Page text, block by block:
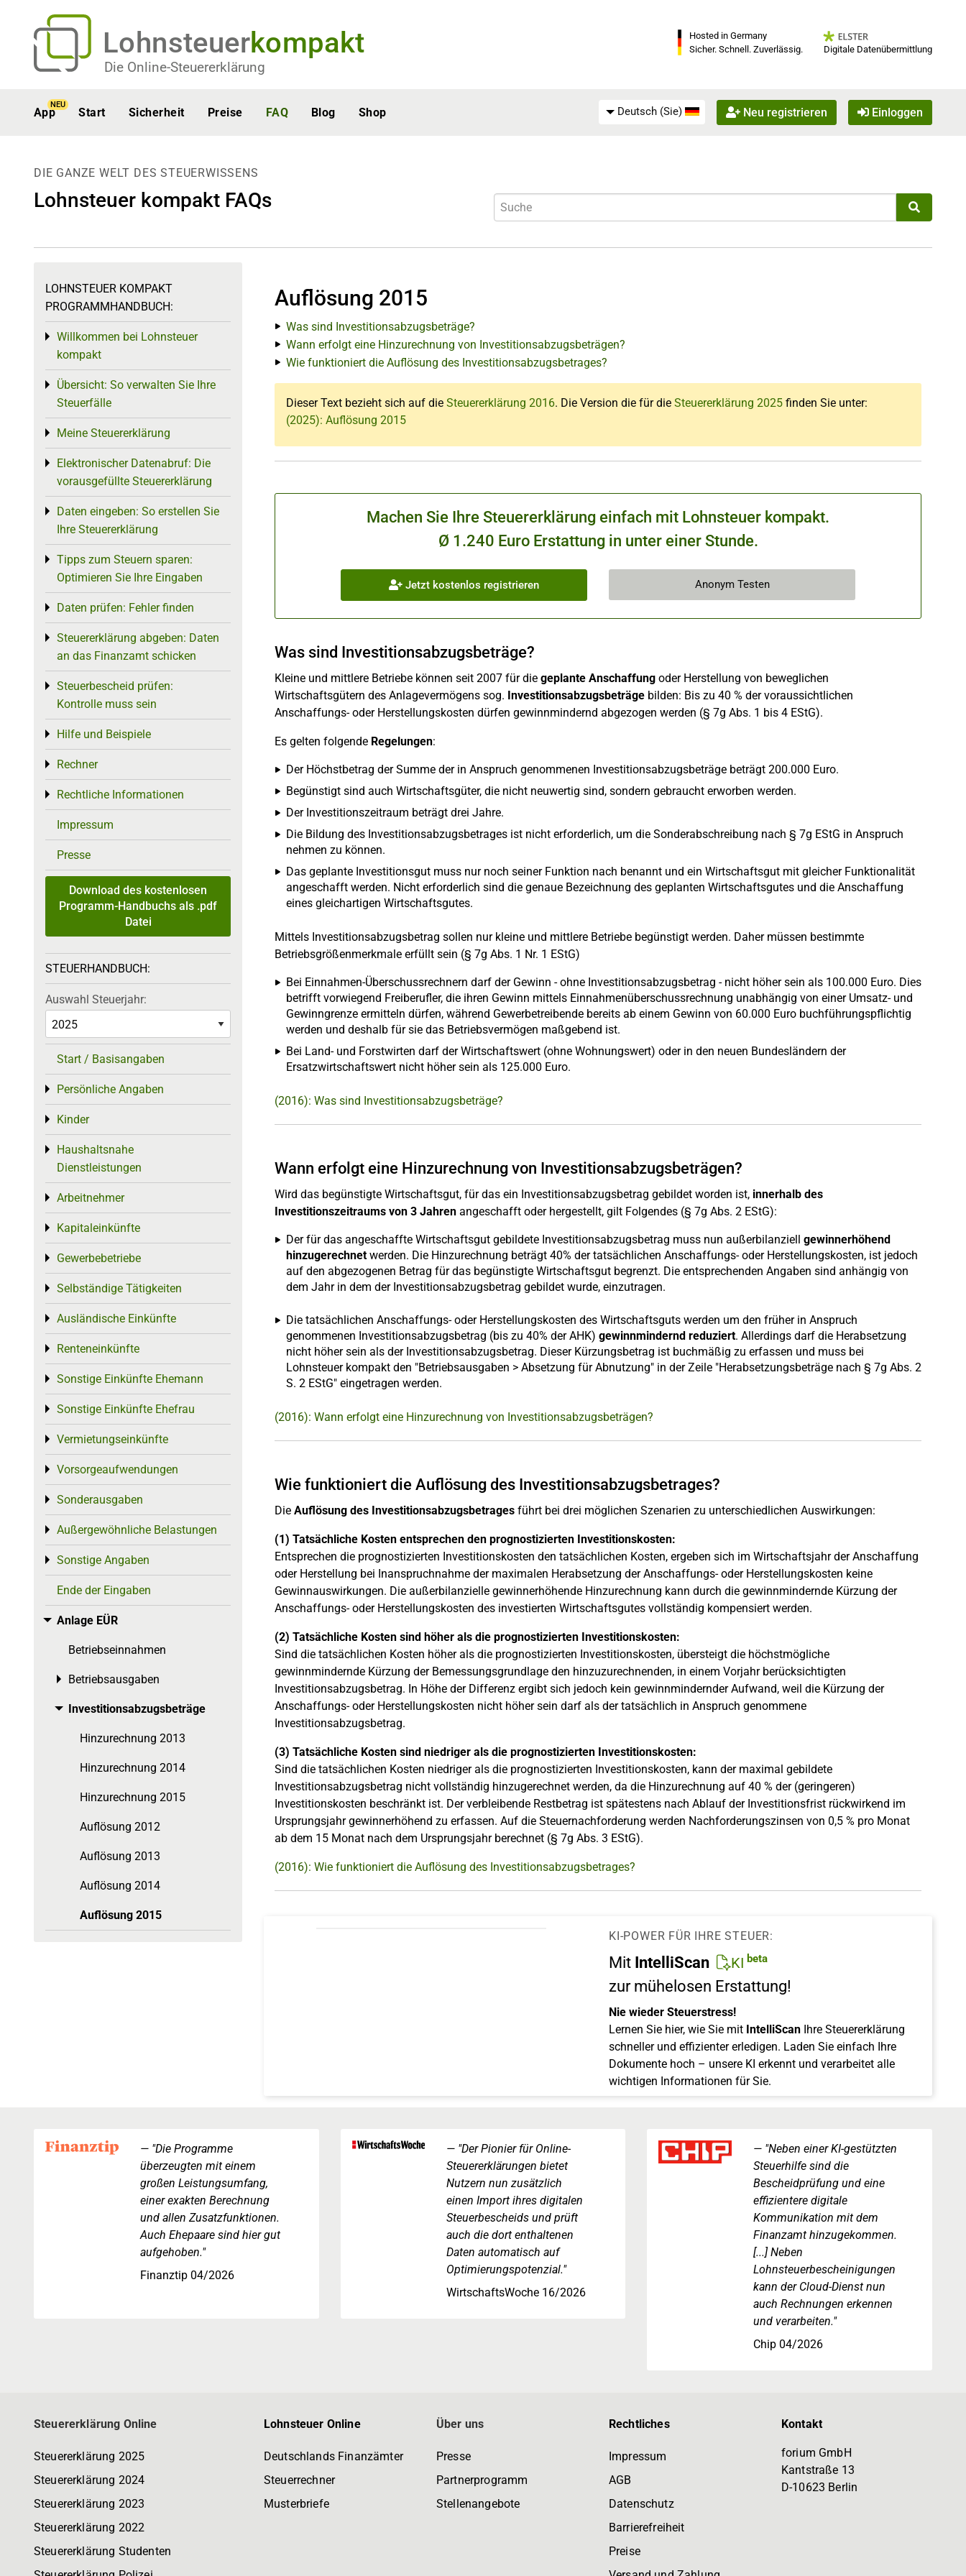
Lohnsteuerkompakt
Die Online-Steuererklärung
Hosted in Germany
Sicher. Schnell. Zuverlässig.
Digitale Datenübermittlung
App
NEU
Start Sicherheit Preise FAQ Blog Shop Deutsch (Sie) Neu registrieren Einloggen
DIE GANZE WELT DES STEUERWISSENS
Lohnsteuer kompakt FAQs
Auflösung 2015
Was sind Investitionsabzugsbeträge?
Wann erfolgt eine Hinzurechnung von Investitionsabzugsbeträgen?
Wie funktioniert die Auflösung des Investitionsabzugsbetrages?
Dieser Text bezieht sich auf die Steuererklärung 2016. Die Version die für die Steuererklärung 2025 finden Sie unter:
(2025): Auflösung 2015
Machen Sie Ihre Steuererklärung einfach mit Lohnsteuer kompakt.
Ø 1.240 Euro Erstattung in unter einer Stunde.
Jetzt kostenlos registrieren Anonym Testen
Was sind Investitionsabzugsbeträge?
Kleine und mittlere Betriebe können seit 2007 für die geplante Anschaffung oder Herstellung von beweglichen
Wirtschaftsgütern des Anlagevermögens sog. Investitionsabzugsbeträge bilden: Bis zu 40 % der voraussichtlichen
Anschaffungs- oder Herstellungskosten dürfen gewinnmindernd abgezogen werden (§ 7g Abs. 1 bis 4 EStG).
Es gelten folgende Regelungen:
Der Höchstbetrag der Summe der in Anspruch genommenen Investitionsabzugsbeträge beträgt 200.000 Euro.
Begünstigt sind auch Wirtschaftsgüter, die nicht neuwertig sind, sondern gebraucht erworben werden.
Der Investitionszeitraum beträgt drei Jahre.
Die Bildung des Investitionsabzugsbetrages ist nicht erforderlich, um die Sonderabschreibung nach § 7g EStG in Anspruch
nehmen zu können.
Das geplante Investitionsgut muss nur noch seiner Funktion nach benannt und ein Wirtschaftsgut mit gleicher Funktionalität
angeschafft werden. Nicht erforderlich sind die genaue Bezeichnung des geplanten Wirtschaftsgutes und die Anschaffung
eines gleichartigen Wirtschaftsgutes.
Mittels Investitionsabzugsbetrag sollen nur kleine und mittlere Betriebe begünstigt werden. Daher müssen bestimmte
Betriebsgrößenmerkmale erfüllt sein (§ 7g Abs. 1 Nr. 1 EStG)
Bei Einnahmen-Überschussrechnern darf der Gewinn - ohne Investitionsabzugsbetrag - nicht höher sein als 100.000 Euro. Dies
betrifft vorwiegend Freiberufler, die ihren Gewinn mittels Einnahmenüberschussrechnung unabhängig von einer Umsatz- und
Gewinngrenze ermitteln dürfen, während Gewerbetreibende bereits ab einem Gewinn von 60.000 Euro buchführungspflichtig
werden und deshalb für sie das Betriebsvermögen maßgebend ist.
Bei Land- und Forstwirten darf der Wirtschaftswert (ohne Wohnungswert) oder in den neuen Bundesländern der
Ersatzwirtschaftswert nicht höher sein als 125.000 Euro.
(2016): Was sind Investitionsabzugsbeträge?
Wann erfolgt eine Hinzurechnung von Investitionsabzugsbeträgen?
Wird das begünstigte Wirtschaftsgut, für das ein Investitionsabzugsbetrag gebildet worden ist, innerhalb des
Investitionszeitraums von 3 Jahren angeschafft oder hergestellt, gilt Folgendes (§ 7g Abs. 2 EStG):
Der für das angeschaffte Wirtschaftsgut gebildete Investitionsabzugsbetrag muss nun außerbilanziell gewinnerhöhend
hinzugerechnetwerden. Die Hinzurechnung beträgt 40% der tatsächlichen Anschaffungs- oder Herstellungskosten, ist jedoch
auf den abgezogenen Betrag für das begünstigte Wirtschaftsgut begrenzt. Die entsprechenden Angaben sind anhängig von
dem Jahr in dem der Investitionsabzugsbetrag gebildet wurde, einzutragen.
Die tatsächlichen Anschaffungs- oder Herstellungskosten des Wirtschaftsguts werden um den früher in Anspruch
genommenen Investitionsabzugsbetrag (bis zu 40% der AHK) gewinnmindernd reduziert. Allerdings darf die Herabsetzung
nicht höher sein als der Investitionsabzugsbetrag. Dieser Kürzungsbetrag ist buchmäßig zu erfassen und muss bei
Lohnsteuer kompakt den "Betriebsausgaben > Absetzung für Abnutzung" in der Zeile "Herabsetzungsbeträge nach § 7g Abs. 2
S. 2 EStG" eingetragen werden.
(2016): Wann erfolgt eine Hinzurechnung von Investitionsabzugsbeträgen?
Wie funktioniert die Auflösung des Investitionsabzugsbetrages?
Die Auflösung des Investitionsabzugsbetrages führt bei drei möglichen Szenarien zu unterschiedlichen Auswirkungen:
(1) Tatsächliche Kosten entsprechen den prognostizierten Investitionskosten:
Entsprechen die prognostizierten Investitionskosten den tatsächlichen Kosten, ergeben sich im Wirtschaftsjahr der Anschaffung
oder Herstellung bei Inanspruchnahme der maximalen Herabsetzung der Anschaffungs- oder Herstellungskosten keine
Gewinnauswirkungen. Die außerbilanzielle gewinnerhöhende Hinzurechnung kann durch die gewinnmindernde Kürzung der
Anschaffungs- oder Herstellungskosten des investierten Wirtschaftsgutes vollständig kompensiert werden.
(2) Tatsächliche Kosten sind höher als die prognostizierten Investitionskosten:
Sind die tatsächlichen Kosten höher als die prognostizierten Investitionskosten, übersteigt die höchstmögliche
gewinnmindernde Kürzung der Bemessungsgrundlage den hinzuzurechnenden, in einem Vorjahr berücksichtigten
Investitionsabzugsbetrag. In Höhe der Differenz ergibt sich jedoch kein gewinnmindernder Aufwand, weil die Kürzung der
Anschaffungs- oder Herstellungskosten nicht höher sein darf als der tatsächlich in Anspruch genommene
Investitionsabzugsbetrag.
(3) Tatsächliche Kosten sind niedriger als die prognostizierten Investitionskosten:
Sind die tatsächlichen Kosten niedriger als die prognostizierten Investitionskosten, kann der maximal gebildete
Investitionsabzugsbetrag nicht vollständig hinzugerechnet werden, da die Hinzurechnung auf 40 % der (geringeren)
Investitionskosten beschränkt ist. Der verbleibende Restbetrag ist spätestens nach Ablauf der Investitionsfrist rückwirkend im
Ursprungsjahr gewinnerhöhend zu erfassen. Auf die Steuernachforderung werden Nachforderungszinsen von 0,5 % pro Monat
ab dem 15 Monat nach dem Ursprungsjahr berechnet (§ 7g Abs. 3 EStG).
(2016): Wie funktioniert die Auflösung des Investitionsabzugsbetrages?
KI-POWER FÜR IHRE STEUER:
Mit IntelliScan KI beta
zur mühelosen Erstattung!
Nie wieder Steuerstress!
Lernen Sie hier, wie Sie mit IntelliScan Ihre Steuererklärung
schneller und effizienter erledigen. Laden Sie einfach Ihre
Dokumente hoch – unsere KI erkennt und verarbeitet alle
wichtigen Informationen für Sie.
LOHNSTEUER KOMPAKT
PROGRAMMHANDBUCH:
Willkommen bei Lohnsteuer
kompakt
Toggle menu
Übersicht: So verwalten Sie Ihre
Steuerfälle
Toggle menu
Meine Steuererklärung
Toggle menu
Elektronischer Datenabruf: Die
vorausgefüllte Steuererklärung
Toggle menu
Daten eingeben: So erstellen Sie
Ihre Steuererklärung
Toggle menu
Tipps zum Steuern sparen:
Optimieren Sie Ihre Eingaben
Toggle menu
Daten prüfen: Fehler finden
Toggle menu
Steuererklärung abgeben: Daten
an das Finanzamt schicken
Toggle menu
Steuerbescheid prüfen:
Kontrolle muss sein
Toggle menu
Hilfe und Beispiele
Toggle menu
Rechner
Toggle menu
Rechtliche Informationen
Toggle menu
Impressum
Presse
Download des kostenlosen
Programm-Handbuchs als .pdf
Datei
STEUERHANDBUCH:
Auswahl Steuerjahr:
Start / Basisangaben
Persönliche Angaben
Toggle menu
Kinder
Toggle menu
Haushaltsnahe
Dienstleistungen
Toggle menu
Arbeitnehmer
Toggle menu
Kapitaleinkünfte
Toggle menu
Gewerbebetriebe
Toggle menu
Selbständige Tätigkeiten
Toggle menu
Ausländische Einkünfte
Toggle menu
Renteneinkünfte
Toggle menu
Sonstige Einkünfte Ehemann
Toggle menu
Sonstige Einkünfte Ehefrau
Toggle menu
Vermietungseinkünfte
Toggle menu
Vorsorgeaufwendungen
Toggle menu
Sonderausgaben
Toggle menu
Außergewöhnliche Belastungen
Toggle menu
Sonstige Angaben
Toggle menu
Ende der Eingaben
Anlage EÜR
Toggle menu
Betriebseinnahmen
Betriebsausgaben
Toggle menu
Investitionsabzugsbeträge
Toggle menu
Hinzurechnung 2013
Hinzurechnung 2014
Hinzurechnung 2015
Auflösung 2012
Auflösung 2013
Auflösung 2014
Auflösung 2015
"Die Programme
überzeugten mit einem
großen Leistungsumfang,
einer exakten Berechnung
und allen Zusatzfunktionen.
Auch Ehepaare sind hier gut
aufgehoben."
Finanztip 04/2026
"Der Pionier für Online-
Steuererklärungen bietet
Nutzern nun zusätzlich
einen Import ihres digitalen
Steuerbescheids und prüft
auch die dort enthaltenen
Daten automatisch auf
Optimierungspotenzial."
WirtschaftsWoche 16/2026
"Neben einer KI-gestützten
Steuerhilfe sind die
Bescheidprüfung und eine
effizientere digitale
Kommunikation mit dem
Finanzamt hinzugekommen.
[...] Neben
Lohnsteuerbescheinigungen
kann der Cloud-Dienst nun
auch Rechnungen erkennen
und verarbeiten."
Chip 04/2026
Steuererklärung Online
Steuererklärung 2025
Steuererklärung 2024
Steuererklärung 2023
Steuererklärung 2022
Steuererklärung Studenten
Lohnsteuer Online
Deutschlands Finanzämter
Steuerrechner
Musterbriefe
Über uns
Presse
Partnerprogramm
Stellenangebote
Rechtliches
Impressum
AGB
Datenschutz
Barrierefreiheit
Preise
Kontakt
forium GmbH
Kantstraße 13
D-10623 Berlin